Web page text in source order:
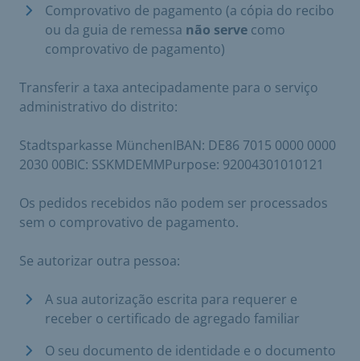
Comprovativo de pagamento (a cópia do recibo
ou da guia de remessa não serve como
comprovativo de pagamento)
Transferir a taxa antecipadamente para o serviço
administrativo do distrito:
Stadtsparkasse MünchenIBAN: DE86 7015 0000 0000
2030 00BIC: SSKMDEMMPurpose: 92004301010121
Os pedidos recebidos não podem ser processados
sem o comprovativo de pagamento.
Se autorizar outra pessoa:
A sua autorização escrita para requerer e
receber o certificado de agregado familiar
O seu documento de identidade e o documento